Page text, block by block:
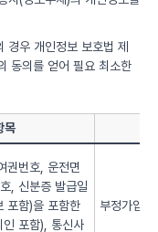
경우 개인정보 보호법 제
동의를 얻어 필요 최소한
목
권번호, 운전면
, 신분증 발급일
포함)을 포함한
인 포함), 통신사
부정가입